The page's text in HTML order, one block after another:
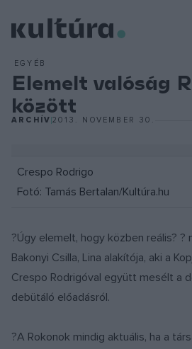
EGYÉB
Elemelt valóság
között
ARCHÍV2013. NOVEMBER 30.
Crespo Rodrigo
Fotó: Tamás Bertalan/Kultúra.hu
?Úgy elemelt, hogy közben reális? ?
Bakonyi Csilla, Lina alakítója, aki a
Crespo Rodrigóval együtt mesélt a
debütáló előadásról.
?A Rokonok mindig aktuális, ha a